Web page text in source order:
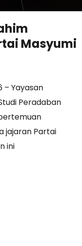
Masyumi
– Yayasan
Peradaban
jajaran Partai
ini